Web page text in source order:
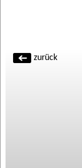
zurück